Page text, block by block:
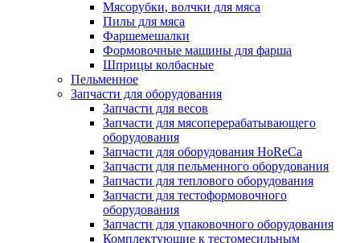
Мясорубки, волчки для мяса
Пилы для мяса
Фаршемешалки
Формовочные машины для фарша
Шприцы колбасные
Пельменное
Запчасти для оборудования
Запчасти для весов
Запчасти для мясоперерабатывающего
оборудования
Запчасти для оборудования HoReCa
Запчасти для пельменного оборудования
Запчасти для теплового оборудования
Запчасти для тестоформовочного
оборудования
Запчасти для упаковочного оборудования
Комплектующие к тестомесильным